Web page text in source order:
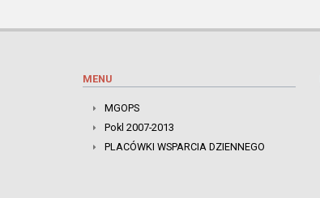
MENU
MGOPS
Pokl 2007-2013
PLACÓWKI WSPARCIA DZIENNEGO